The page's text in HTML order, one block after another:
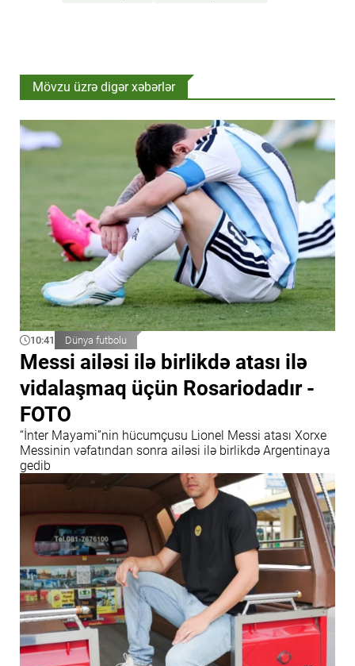
Mövzu üzrə digər xəbərlər
10:41 Dünya futbolu
Messi ailəsi ilə birlikdə atası ilə
vidalaşmaq üçün Rosariodadır -
FOTO
“İnter Mayami”nin hücumçusu Lionel Messi atası Xorxe
Messinin vəfatından sonra ailəsi ilə birlikdə Argentinaya
gedib